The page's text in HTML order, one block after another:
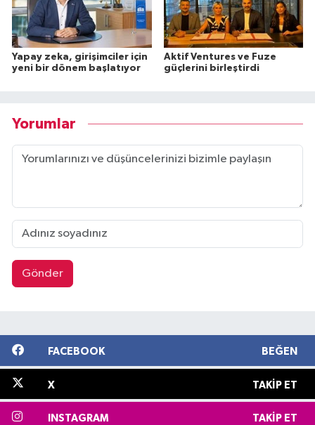
Yapay zeka, girişimciler için
yeni bir dönem başlatıyor
Aktif Ventures ve Fuze
güçlerini birleştirdi
Yorumlar
Gönder
FACEBOOK BEĞEN
X TAKIP ET
INSTAGRAM TAKIP ET